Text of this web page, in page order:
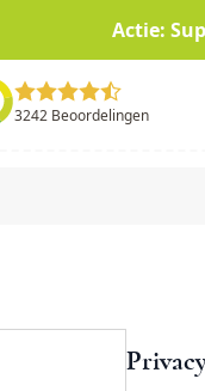
Actie:
3242 Beoordelingen